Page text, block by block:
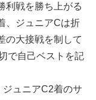
利戦を勝ち上がる
、ジュニアCは折
の大接戦を制して
で自己ベストを記
ュニアC2着のサ